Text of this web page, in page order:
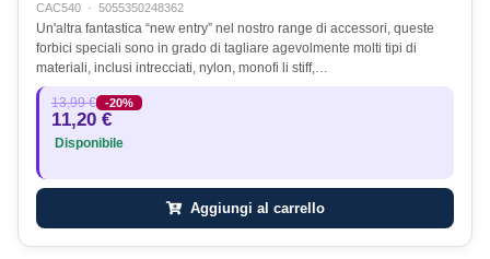
CAC540 · 5055350248362
Un'altra fantastica “new entry” nel nostro range di accessori, queste
forbici speciali sono in grado di tagliare agevolmente molti tipi di
materiali, inclusi intrecciati, nylon, monofi li stiff,…
13,99 € -20%
11,20 €
Disponibile
Aggiungi al carrello